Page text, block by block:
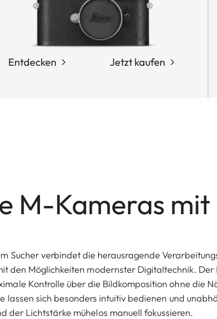
Entdecken Jetzt kaufen
M-Kameras mit
Sucher verbindet die herausragende
den Möglichkeiten modernster Digitaltechnik.
Kontrolle über die Bildkomposition ohne die
lassen sich besonders intuitiv bedienen und
der Lichtstärke mühelos manuell fokussieren.